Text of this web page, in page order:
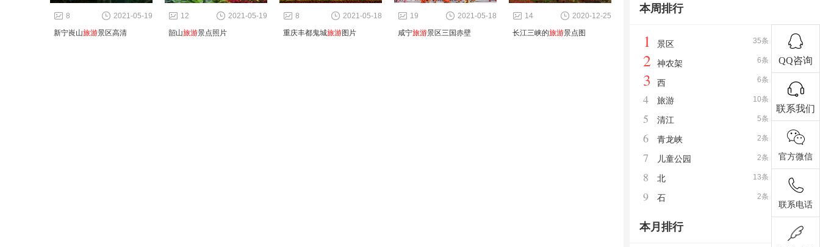
2021-05-19
8
新宁崀山旅游景区高清
2021-05-19
12
韶山旅游景点照片
2021-05-18
8
重庆丰都鬼城旅游图片
2021-05-18
19
咸宁旅游景区三国赤壁
2020-12-25
14
长江三峡的旅游景点图
本周排行
35条
1 景区
6条
2 神农架
6条
3 西
10条
4 旅游
5条
5 清江
2条
6 青龙峡
2条
7 儿童公园
13条
8 北
2条
9 石
本月排行
QQ咨询
联系我们
官方微信
联系电话